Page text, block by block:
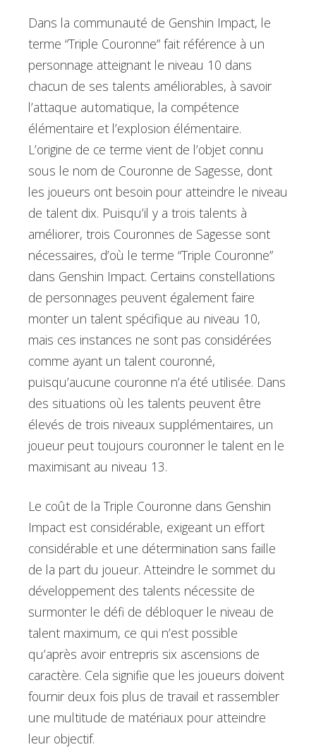
Dans la communauté de Genshin Impact, le
terme “Triple Couronne” fait référence à un
personnage atteignant le niveau 10 dans
chacun de ses talents améliorables, à savoir
l’attaque automatique, la compétence
élémentaire et l’explosion élémentaire.
L’origine de ce terme vient de l’objet connu
sous le nom de Couronne de Sagesse, dont
les joueurs ont besoin pour atteindre le niveau
de talent dix. Puisqu’il y a trois talents à
améliorer, trois Couronnes de Sagesse sont
nécessaires, d’où le terme “Triple Couronne”
dans Genshin Impact. Certains constellations
de personnages peuvent également faire
monter un talent spécifique au niveau 10,
mais ces instances ne sont pas considérées
comme ayant un talent couronné,
puisqu’aucune couronne n’a été utilisée. Dans
des situations où les talents peuvent être
élevés de trois niveaux supplémentaires, un
joueur peut toujours couronner le talent en le
maximisant au niveau 13.
Le coût de la Triple Couronne dans Genshin
Impact est considérable, exigeant un effort
considérable et une détermination sans faille
de la part du joueur. Atteindre le sommet du
développement des talents nécessite de
surmonter le défi de débloquer le niveau de
talent maximum, ce qui n’est possible
qu’après avoir entrepris six ascensions de
caractère. Cela signifie que les joueurs doivent
fournir deux fois plus de travail et rassembler
une multitude de matériaux pour atteindre
leur objectif.